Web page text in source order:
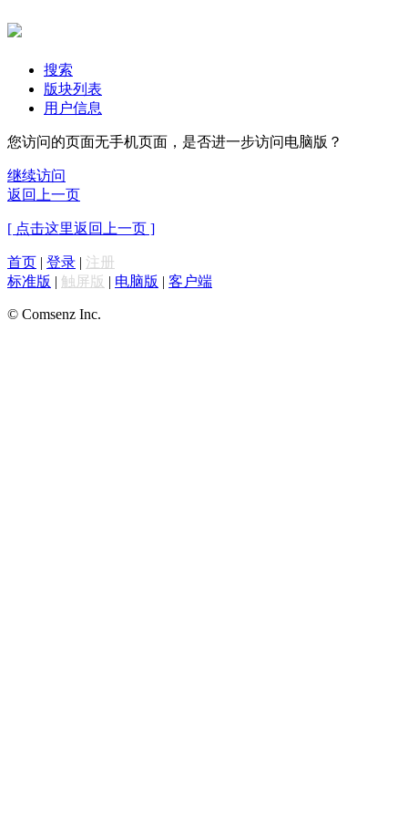
搜索
版块列表
用户信息
您访问的页面无手机页面，是否进一步访问电脑版？
继续访问
返回上一页
[ 点击这里返回上一页 ]
首页 | 登录 | 注册
标准版 | 触屏版 | 电脑版 | 客户端
© Comsenz Inc.